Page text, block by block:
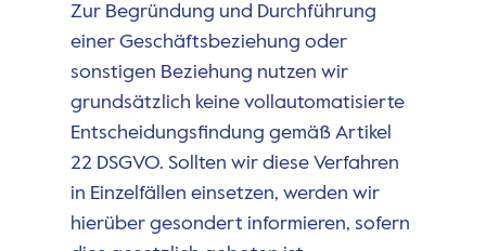
Zur Begründung und Durchführung
einer Geschäftsbeziehung oder
sonstigen Beziehung nutzen wir
grundsätzlich keine vollautomatisierte
Entscheidungsfindung gemäß Artikel
22 DSGVO. Sollten wir diese Verfahren
in Einzelfällen einsetzen, werden wir
hierüber gesondert informieren, sofern